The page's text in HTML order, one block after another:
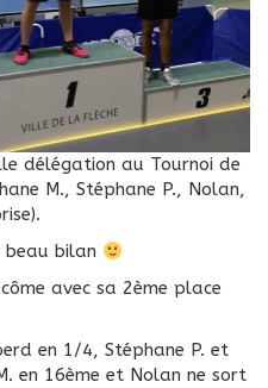
M., Stéphane P., Nolan,
beau bilan
avec sa 2ème place
en 1/4, Stéphane P. et
en 16ème et Nolan ne sort